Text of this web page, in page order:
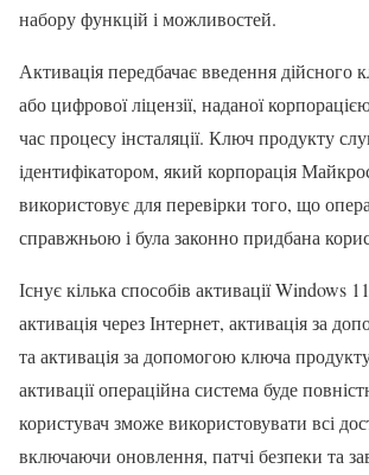
набору функцій і можливостей.
Активація передбачає введення дійсного
або цифрової ліцензії, наданої
час процесу інсталяції. Ключ продукту
ідентифікатором, який корпорація
використовує для перевірки того, що
справжньою і була законно придбана
Існує кілька способів активації Windows
активація через Інтернет, активація за
та активація за допомогою ключа
активації операційна система буде
користувач зможе використовувати всі
включаючи оновлення, патчі безпеки та